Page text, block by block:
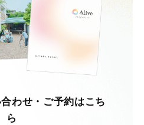
わせ・ご予約はこち
ら